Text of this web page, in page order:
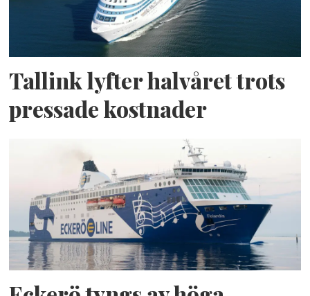
Tallink lyfter halvåret trots
pressade kostnader